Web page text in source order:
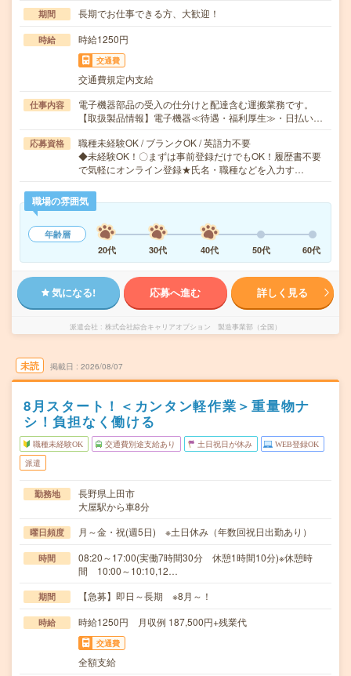
期間 長期でお仕事できる方、大歓迎！
時給 時給1250円
交通費
交通費規定内支給
仕事内容
電子機器部品の受入の仕分けと配達含む運搬業務です。
【取扱製品情報】電子機器≪待遇・福利厚生≫・日払い…
応募資格
職種未経験OK / ブランクOK / 英語力不要
◆未経験OK！〇まずは事前登録だけでもOK！履歴書不要
で気軽にオンライン登録★氏名・職種などを入力す…
職場の雰囲気
年齢層
20代
30代 40代 50代 60代
気になる! 応募へ進む 詳しく見る
派遣会社 株式会社綜合キャリアオプション 製造事業部（全国）
未読 掲載日 2026/08/07
8月スタート！＜カンタン軽作業＞重量物ナ
シ！負担なく働ける
職種未経験OK 交通費別途支給あり 土日祝日が休み WEB登録OK
派遣
勤務地
長野県上田市
大屋駅から車8分
曜日頻度 月～金・祝(週5日) ※土日休み（年数回祝日出勤あり）
時間
08:20～17:00(実働7時間30分 休憩1時間10分)※休憩時
間 10:00～10:10,12…
期間 【急募】即日～長期 ※8月～！
時給 時給1250円 月収例 187,500円+残業代
交通費
全額支給